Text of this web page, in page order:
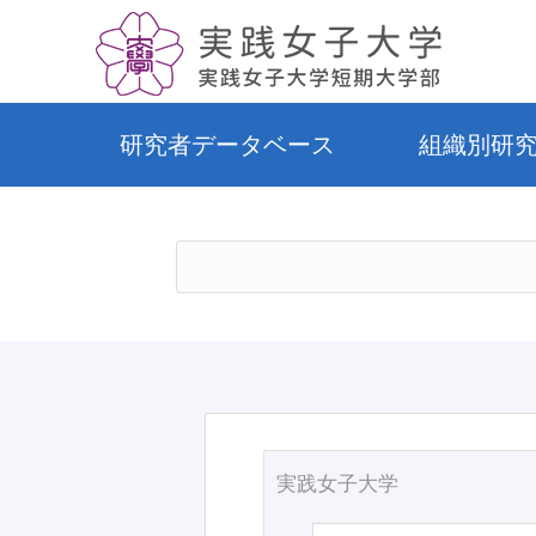
研究者データベース 組織別研
実践女子大学